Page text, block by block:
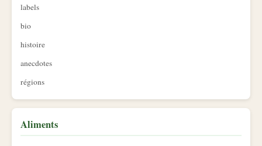
labels
bio
histoire
anecdotes
régions
Aliments